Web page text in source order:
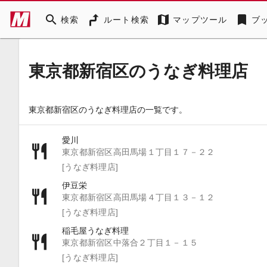
search 検索 ルート検索 map マップツール bookmark ブ
東京都新宿区のうなぎ料理店
東京都新宿区のうなぎ料理店の一覧です。
愛川
東京都新宿区高田馬場１丁目１７－２２
[うなぎ料理店]
伊豆栄
東京都新宿区高田馬場４丁目１３－１２
[うなぎ料理店]
稲毛屋うなぎ料理
東京都新宿区中落合２丁目１－１５
[うなぎ料理店]